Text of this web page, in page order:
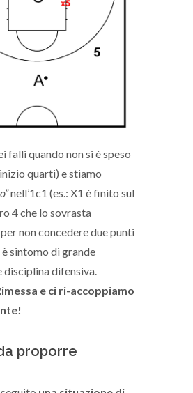
falli quando non si è speso
quarti) e stiamo
nell’1c1 (es.: X1 è finito sul
4 che lo sovrasta
non concedere due punti
sintomo di grande
disciplina difensiva.
e ci ri-accoppiamo
proporre